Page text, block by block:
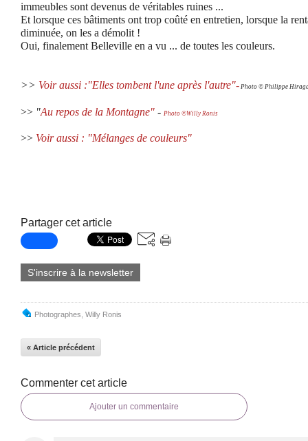
immeubles sont devenus de véritables ruines ...
Et lorsque ces bâtiments ont trop coûté en entretien, lorsque la
diminuée, on les a démolit !
Oui, finalement Belleville en a vu ... de toutes les couleurs.
>> Voir aussi :"Elles tombent l'une après l'autre"- Photo © Philippe
>> "Au repos de la Montagne" - Photo ©Willy Ronis
>> Voir aussi : "Mélanges de couleurs"
Partager cet article
S'inscrire à la newsletter
Photographes Willy Ronis
« Article précédent
Commenter cet article
Ajouter un commentaire